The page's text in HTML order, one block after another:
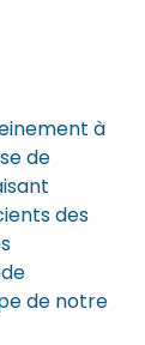
à
de
des
de notre